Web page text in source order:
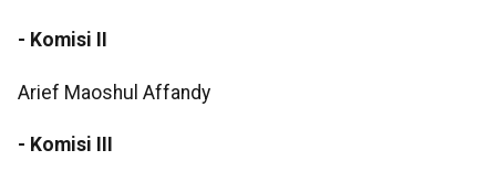
- Komisi II
Arief Maoshul Affandy
- Komisi III